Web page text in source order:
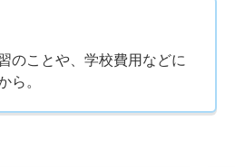
のことや、学校費用などに
ら。